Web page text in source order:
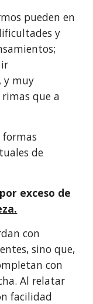
y
y muy
que a
formas
de
exceso de
con
sino que,
con
Al relatar
facilidad